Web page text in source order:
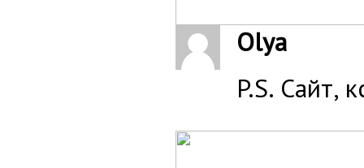
Olya
P.S. Сайт,